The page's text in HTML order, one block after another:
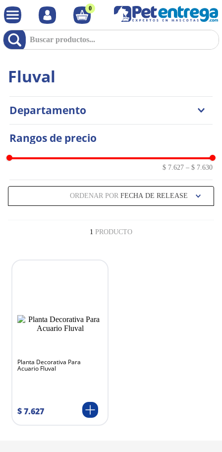
0
ORDENAR POR FECHA DE RELEASE
Departamento
Rangos de precio
$ 7.627 – $ 7.630
Fluval
1 PRODUCTO
Planta Decorativa Para
Acuario Fluval
$7.627